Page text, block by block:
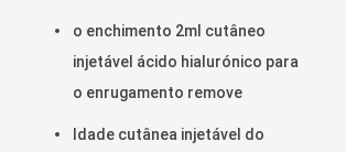
o enchimento 2ml cutâneo
injetável ácido hialurónico para
o enrugamento remove
Idade cutânea injetável do